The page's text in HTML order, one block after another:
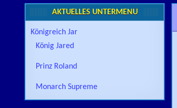
AKTUELLES UNTERMENÜ
Königreich Jar
König Jared
Prinz Roland
Monarch Supreme